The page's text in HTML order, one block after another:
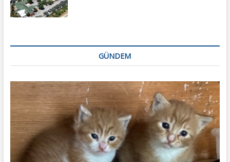
GÜNDEM